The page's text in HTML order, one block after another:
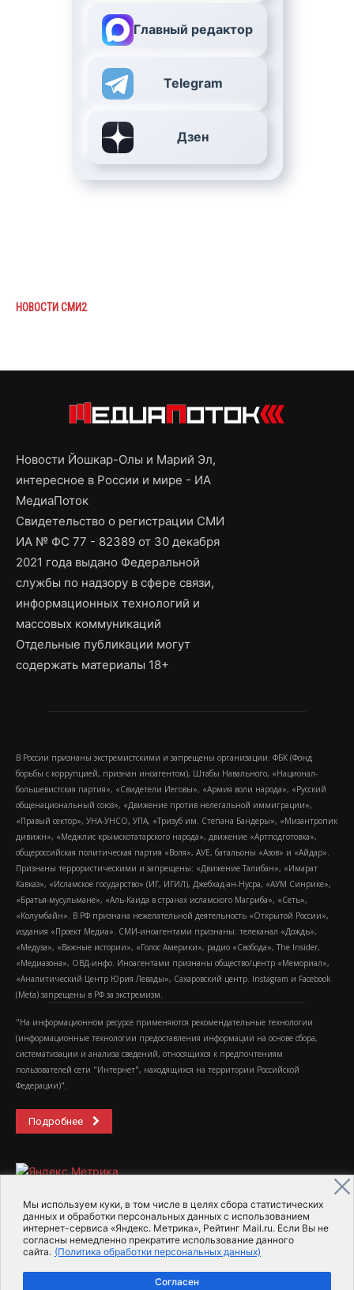
Мы используем куки, в том числе в целях сбора статистических
данных и обработки персональных данных с использованием
интернет-сервиса «Яндекс. Метрика», Рейтинг Mail.ru. Если Вы не
согласны немедленно прекратите использование данного
сайта. (Политика обработки персональных данных)
Согласен
Главный редактор
Telegram
Дзен
НОВОСТИ СМИ2
Новости Йошкар-Олы и Марий Эл,
интересное в России и мире - ИА
МедиаПоток
Свидетельство о регистрации СМИ
ИА № ФС 77 - 82389 от 30 декабря
2021 года выдано Федеральной
службы по надзору в сфере связи,
информационных технологий и
массовых коммуникаций
Отдельные публикации могут
содержать материалы 18+
В России признаны экстремистскими и запрещены организации: ФБК (Фонд
борьбы с коррупцией, признан иноагентом), Штабы Навального, «Национал-
большевистская партия», «Свидетели Иеговы», «Армия воли народа», «Русский
общенациональный союз», «Движение против нелегальной иммиграции»,
«Правый сектор», УНА-УНСО, УПА, «Тризуб им. Степана Бандеры», «Мизантропик
дивижн», «Меджлис крымскотатарского народа», движение «Артподготовка»,
общероссийская политическая партия «Воля», АУЕ, батальоны «Азов» и «Айдар».
Признаны террористическими и запрещены: «Движение Талибан», «Имарат
Кавказ», «Исламское государство» (ИГ, ИГИЛ), Джебхад-ан-Нусра, «АУМ Синрике»,
«Братья-мусульмане», «Аль-Каида в странах исламского Магриба», «Сеть»,
«Колумбайн». В РФ признана нежелательной деятельность «Открытой России»,
издания «Проект Медиа». СМИ-иноагентами признаны: телеканал «Дождь»,
«Медуза», «Важные истории», «Голос Америки», радио «Свобода», The Insider,
«Медиазона», ОВД-инфо. Иноагентами признаны общество/центр «Мемориал»,
«Аналитический Центр Юрия Левады», Сахаровский центр. Instagram и Facebook
(Metа) запрещены в РФ за экстремизм.
"На информационном ресурсе применяются рекомендательные технологии
(информационные технологии предоставления информации на основе сбора,
систематизации и анализа сведений, относящихся к предпочтениям
пользователей сети "Интернет", находящихся на территории Российской
Федерации)".
Подробнее
2015-2026- Информационное агентство МедиаПоток
Для справки Об издании
Пользовательское соглашение
Политика обработки персональных данных